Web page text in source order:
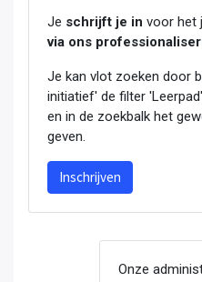
Je schrijft je in voor het
via ons
Je kan vlot zoeken door
initiatief' de filter
en in de zoekbalk het
geven.
Inschrijven
Onze